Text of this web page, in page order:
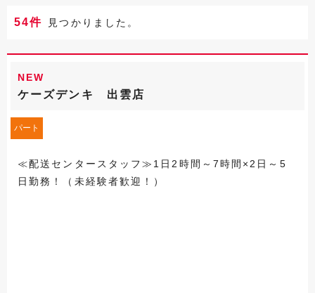
54件 見つかりました。
NEW
ケーズデンキ 出雲店
パート
≪配送センタースタッフ≫1日2時間～7時間×2日～5
日勤務！（未経験者歓迎！）